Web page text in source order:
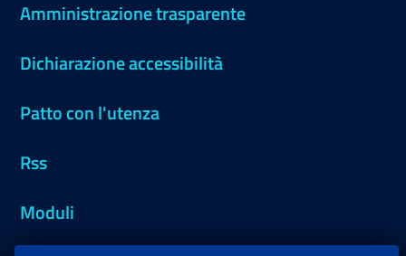
Amministrazione trasparente
Dichiarazione accessibilità
Patto con l'utenza
Rss
Moduli